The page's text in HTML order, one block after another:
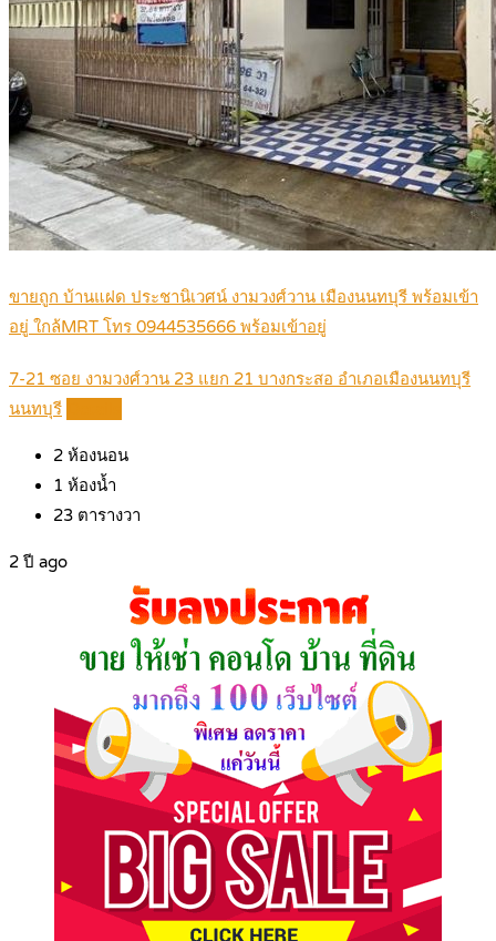
ขายถูก บ้านแฝด ประชานิเวศน์ งามวงศ์วาน เมืองนนทบุรี พร้อมเข้า
อยู่ ใกล้MRT โทร 0944535666 พร้อมเข้าอยู่
7-21 ซอย งามวงศ์วาน 23 แยก 21 บางกระสอ อำเภอเมืองนนทบุรี
นนทบุรี
2 ห้องนอน
1 ห้องน้ำ
23 ตารางวา
2 ปี ago